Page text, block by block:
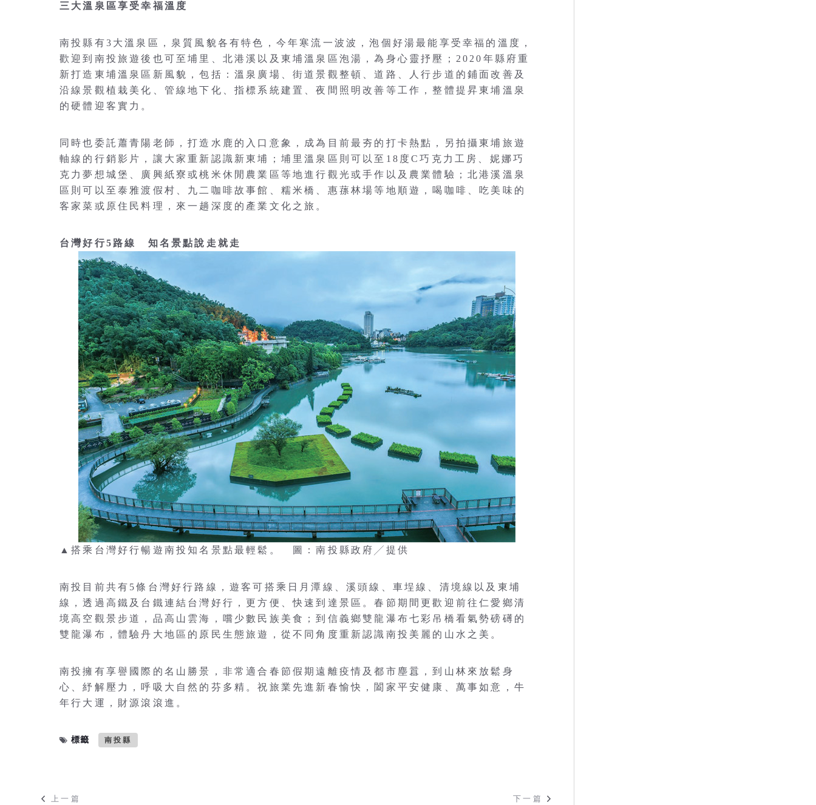
三大溫泉區享受幸福溫度
南投縣有3大溫泉區，泉質風貌各有特色，今年寒流一波波，泡個好湯最能享受幸福的溫度，
歡迎到南投旅遊後也可至埔里、北港溪以及東埔溫泉區泡湯，為身心靈抒壓；2020年縣府重
新打造東埔溫泉區新風貌，包括：溫泉廣場、街道景觀整頓、道路、人行步道的鋪面改善及
沿線景觀植栽美化、管線地下化、指標系統建置、夜間照明改善等工作，整體提昇東埔溫泉
的硬體迎客實力。
同時也委託蕭青陽老師，打造水鹿的入口意象，成為目前最夯的打卡熱點，另拍攝東埔旅遊
軸線的行銷影片，讓大家重新認識新東埔；埔里溫泉區則可以至18度C巧克力工房、妮娜巧
克力夢想城堡、廣興紙寮或桃米休閒農業區等地進行觀光或手作以及農業體驗；北港溪溫泉
區則可以至泰雅渡假村、九二咖啡故事館、糯米橋、惠蓀林場等地順遊，喝咖啡、吃美味的
客家菜或原住民料理，來一趟深度的產業文化之旅。
台灣好行5路線 知名景點說走就走
▲搭乘台灣好行暢遊南投知名景點最輕鬆。 圖：南投縣政府╱提供
南投目前共有5條台灣好行路線，遊客可搭乘日月潭線、溪頭線、車埕線、清境線以及東埔
線，透過高鐵及台鐵連結台灣好行，更方便、快速到達景區。春節期間更歡迎前往仁愛鄉清
境高空觀景步道，品高山雲海，嚐少數民族美食；到信義鄉雙龍瀑布七彩吊橋看氣勢磅礡的
雙龍瀑布，體驗丹大地區的原民生態旅遊，從不同角度重新認識南投美麗的山水之美。
南投擁有享譽國際的名山勝景，非常適合春節假期遠離疫情及都市塵囂，到山林來放鬆身
心、紓解壓力，呼吸大自然的芬多精。祝旅業先進新春愉快，闔家平安健康、萬事如意，牛
年行大運，財源滾滾進。
標籤 南投縣
上一篇 下一篇